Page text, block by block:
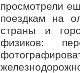
просмотрели
поездкам на
страны и
физиков: